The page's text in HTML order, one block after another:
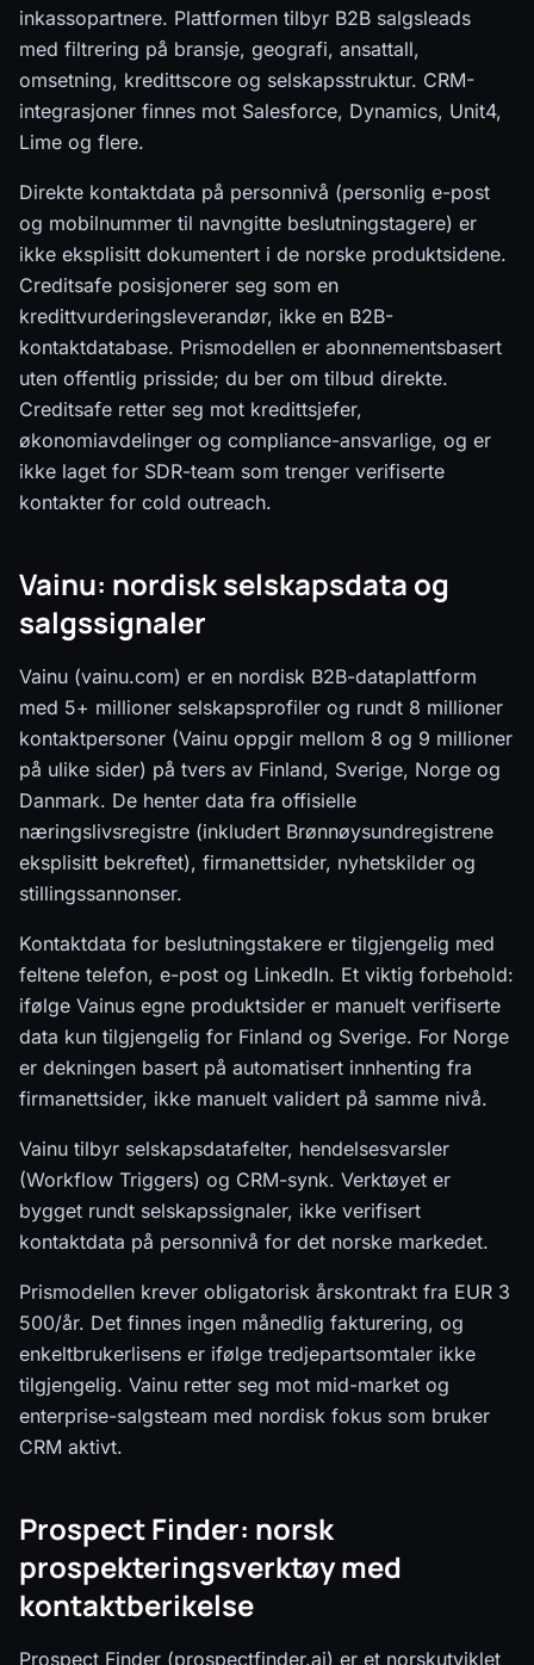
inkassopartnere. Plattformen tilbyr B2B salgsleads
med filtrering på bransje, geografi, ansattall,
omsetning, kredittscore og selskapsstruktur. CRM-
integrasjoner finnes mot Salesforce, Dynamics, Unit4,
Lime og flere.
Direkte kontaktdata på personnivå (personlig e-post
og mobilnummer til navngitte beslutningstagere) er
ikke eksplisitt dokumentert i de norske produktsidene.
Creditsafe posisjonerer seg som en
kredittvurderingsleverandør, ikke en B2B-
kontaktdatabase. Prismodellen er abonnementsbasert
uten offentlig prisside; du ber om tilbud direkte.
Creditsafe retter seg mot kredittsjefer,
økonomiavdelinger og compliance-ansvarlige, og er
ikke laget for SDR-team som trenger verifiserte
kontakter for cold outreach.
Vainu: nordisk selskapsdata og
salgssignaler
Vainu (vainu.com) er en nordisk B2B-dataplattform
med 5+ millioner selskapsprofiler og rundt 8 millioner
kontaktpersoner (Vainu oppgir mellom 8 og 9 millioner
på ulike sider) på tvers av Finland, Sverige, Norge og
Danmark. De henter data fra offisielle
næringslivsregistre (inkludert Brønnøysundregistrene
eksplisitt bekreftet), firmanettsider, nyhetskilder og
stillingssannonser.
Kontaktdata for beslutningstakere er tilgjengelig med
feltene telefon, e-post og LinkedIn. Et viktig forbehold:
ifølge Vainus egne produktsider er manuelt verifiserte
data kun tilgjengelig for Finland og Sverige. For Norge
er dekningen basert på automatisert innhenting fra
firmanettsider, ikke manuelt validert på samme nivå.
Vainu tilbyr selskapsdatafelter, hendelsesvarsler
(Workflow Triggers) og CRM-synk. Verktøyet er
bygget rundt selskapssignaler, ikke verifisert
kontaktdata på personnivå for det norske markedet.
Prismodellen krever obligatorisk årskontrakt fra EUR 3
500/år. Det finnes ingen månedlig fakturering, og
enkeltbrukerlisens er ifølge tredjepartsomtaler ikke
tilgjengelig. Vainu retter seg mot mid-market og
enterprise-salgsteam med nordisk fokus som bruker
CRM aktivt.
Prospect Finder: norsk
prospekteringsverktøy med
kontaktberikelse
Prospect Finder (prospectfinder.ai) er et norskutviklet